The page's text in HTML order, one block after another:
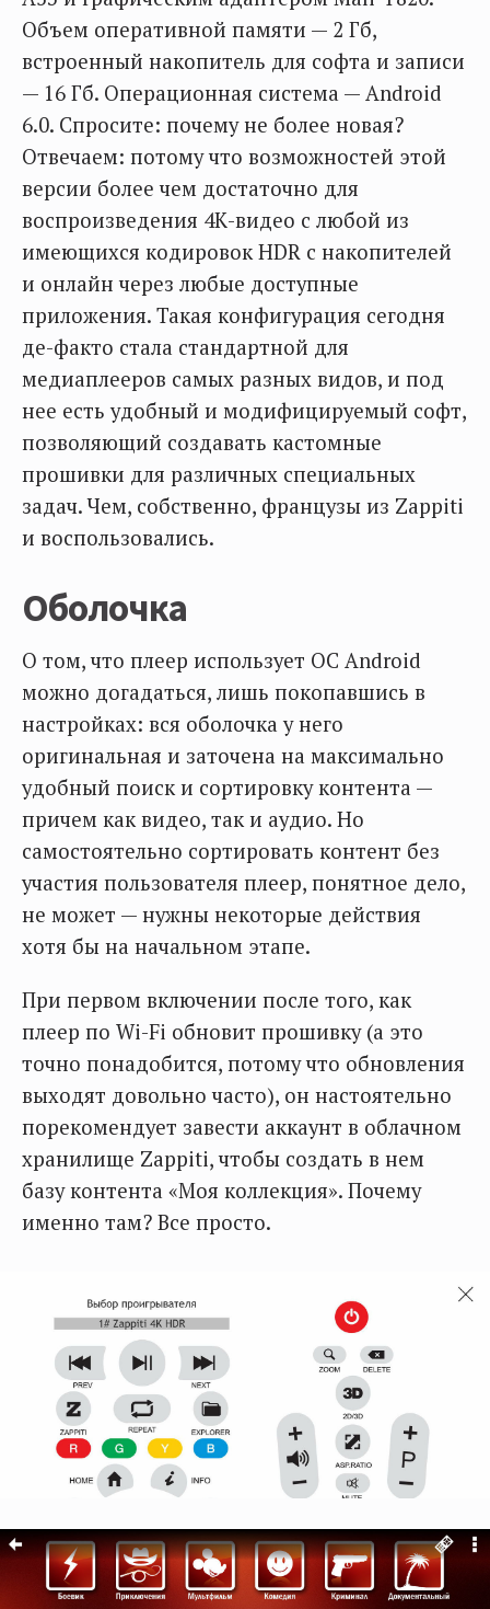
Объем оперативной памяти — 2 Гб,
встроенный накопитель для софта и записи
— 16 Гб. Операционная система — Android
6.0. Спросите: почему не более новая?
Отвечаем: потому что возможностей этой
версии более чем достаточно для
воспроизведения 4К-видео с любой из
имеющихся кодировок HDR с накопителей
и онлайн через любые доступные
приложения. Такая конфигурация сегодня
де-факто стала стандартной для
медиаплееров самых разных видов, и под
нее есть удобный и модифицируемый софт,
позволяющий создавать кастомные
прошивки для различных специальных
задач. Чем, собственно, французы из Zappiti
и воспользовались.
Оболочка
О том, что плеер использует ОС Android
можно догадаться, лишь покопавшись в
настройках: вся оболочка у него
оригинальная и заточена на максимально
удобный поиск и сортировку контента —
причем как видео, так и аудио. Но
самостоятельно сортировать контент без
участия пользователя плеер, понятное дело,
не может — нужны некоторые действия
хотя бы на начальном этапе.
При первом включении после того, как
плеер по Wi-Fi обновит прошивку (а это
точно понадобится, потому что обновления
выходят довольно часто), он настоятельно
порекомендует завести аккаунт в облачном
хранилище Zappiti, чтобы создать в нем
базу контента «Моя коллекция». Почему
именно там? Все просто.